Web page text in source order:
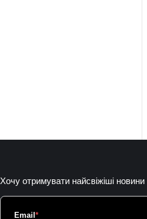
Хочу отримувати найсвіжіші новини
Email*